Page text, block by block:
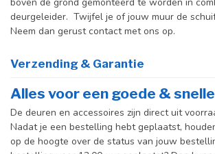
boven de grond gemonteerd te worden in
deurgeleider. Twijfel je of jouw muur de
Neem dan gerust contact met ons op.
Verzending & Garantie
Alles voor een goede &
De deuren en accessoires zijn direct uit
Nadat je een bestelling hebt geplaatst,
op de hoogte over de status van jouw